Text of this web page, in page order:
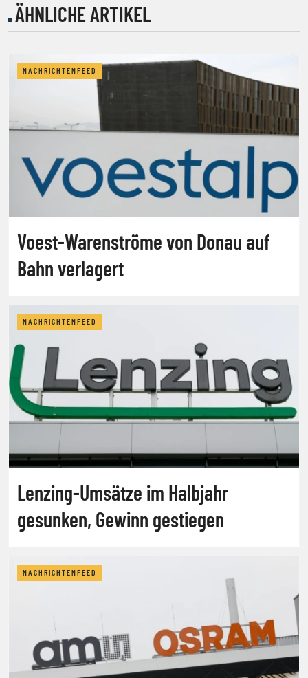
ÄHNLICHE ARTIKEL
NACHRICHTENFEED
Voest-Warenströme von Donau auf
Bahn verlagert
NACHRICHTENFEED
Lenzing-Umsätze im Halbjahr
gesunken, Gewinn gestiegen
NACHRICHTENFEED